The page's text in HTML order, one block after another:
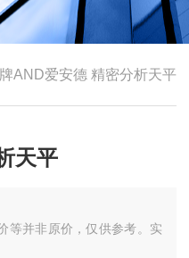
AND爱安德 精密分析天平
天平
等并非原价，仅供参考。实